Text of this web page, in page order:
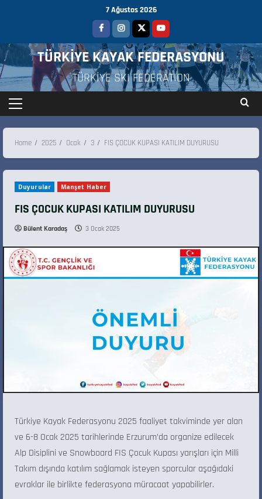
7 Ağustos 2026
TÜRKİYE KAYAK FEDERASYONU
TÜRKİYE SKI FEDERATION
Home 2025 Ocak 3 FIS ÇOCUK KUPASI KATILIM DUYURUSU
Duyurular Manşet Haber
FIS ÇOCUK KUPASI KATILIM DUYURUSU
Bülent Karadaş 3 Ocak 2025
Türkiye Kayak Federasyonu 2025 faaliyet takviminde yer alan
ve 6-8 Ocak 2025 tarihlerinde Erzurum’da organize edilecek
Alp Disiplini ve Snowboard FIS Çocuk Kupası yarışları için Milli
Takım dışında katılım sağlamak isteyen sporcular aşağıdaki
evraklar ile birlikte federasyona müracaat yapabilirler.